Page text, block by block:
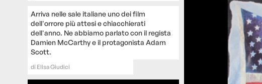
Arriva nelle sale italiane uno dei film
dell'orrore più attesi e chiacchierati
dell'anno. Ne abbiamo parlato con il regista
Damien McCarthy e il protagonista Adam
Scott.
di Elisa Giudici